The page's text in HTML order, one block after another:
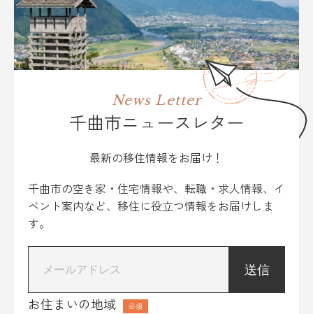
News Letter
千曲市ニュースレター
最新の移住情報をお届け！
千曲市の空き家・住宅情報や、転職・求人情報、イ
ベント案内など、移住に役立つ情報をお届けしま
す。
お住まいの地域